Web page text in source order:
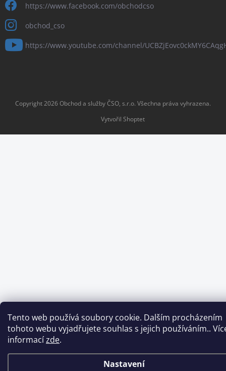
Tento web používá soubory cookie. Dalším procházením
tohoto webu vyjadřujete souhlas s jejich používáním..
informacízde.
Nastavení
https://www.facebook.com/obchodcso
obchod_cso
https://www.youtube.com/channel/
Vytvořil Shoptet
Copyright 2026Obchod a služby ČSO, s.r.o. Všechna práva vyhrazena.